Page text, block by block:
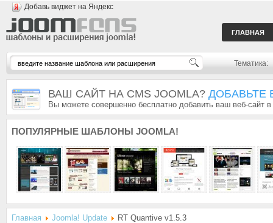
Добавь виджет на Яндекс
ГЛАВНАЯ
Тематика:
ВАШ САЙТ НА CMS JOOMLA? ДОБАВЬТЕ
Вы можете совершенно бесплатно добавить ваш веб-сайт
ПОПУЛЯРНЫЕ ШАБЛОНЫ JOOMLA!
Главная Joomla! Update RT Quantive v1.5.3